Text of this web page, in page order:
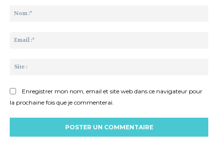
Enregistrer mon nom, email et site web dans ce navigateur pour
la prochaine fois que je commenterai.